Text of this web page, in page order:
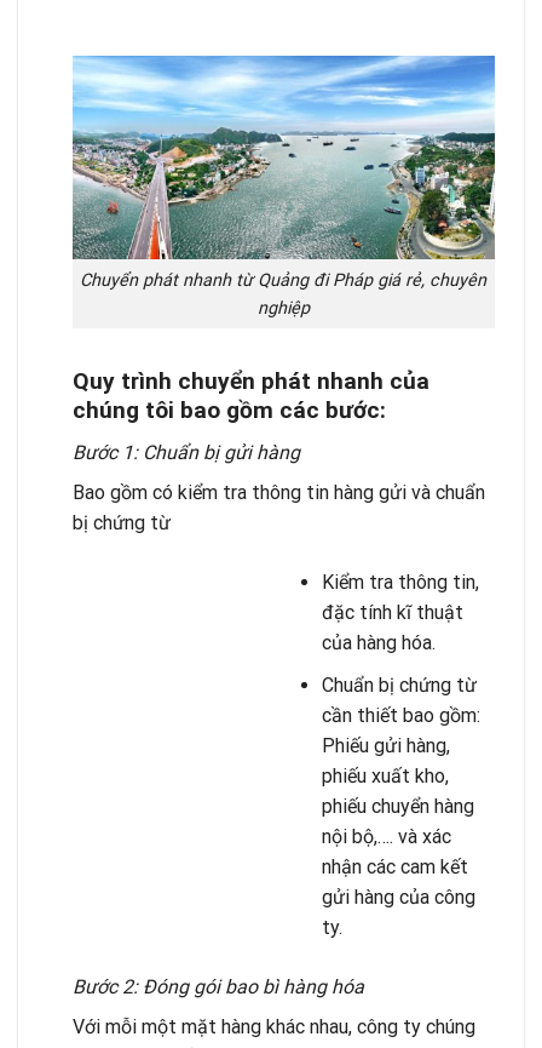
Chuyển phát nhanh từ Quảng đi Pháp giá rẻ, chuyên
nghiệp
Quy trình chuyển phát nhanh của
chúng tôi bao gồm các bước:
Bước 1: Chuẩn bị gửi hàng
Bao gồm có kiểm tra thông tin hàng gửi và chuẩn
bị chứng từ
Kiểm tra thông tin,
đặc tính kĩ thuật
của hàng hóa.
Chuẩn bị chứng từ
cần thiết bao gồm:
Phiếu gửi hàng,
phiếu xuất kho,
phiếu chuyển hàng
nội bộ,…. và xác
nhận các cam kết
gửi hàng của công
ty.
Bước 2: Đóng gói bao bì hàng hóa
Với mỗi một mặt hàng khác nhau, công ty chúng